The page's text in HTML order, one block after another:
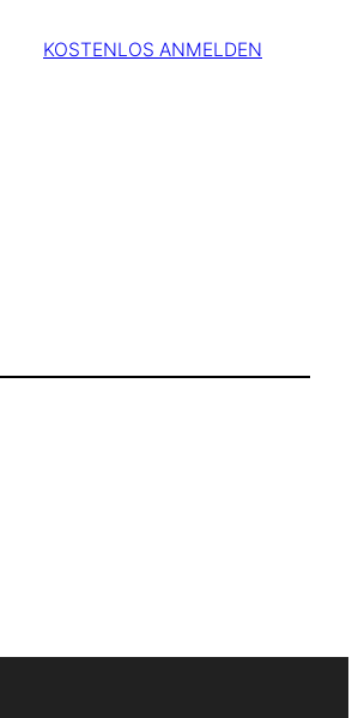
KOSTENLOS ANMELDEN